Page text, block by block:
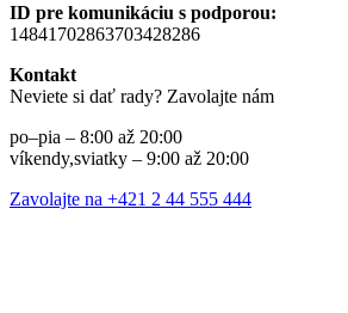
ID pre komunikáciu s podporou:
14841702863703428286
Kontakt
Neviete si dať rady? Zavolajte nám
po–pia – 8:00 až 20:00
víkendy,sviatky – 9:00 až 20:00
Zavolajte na +421 2 44 555 444